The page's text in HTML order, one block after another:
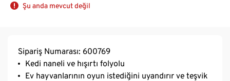
Şu anda mevcut değil
Sipariş Numarası: 600769
Kedi naneli ve hışırtı folyolu
Ev hayvanlarının oyun istediğini uyandırır ve teşvik